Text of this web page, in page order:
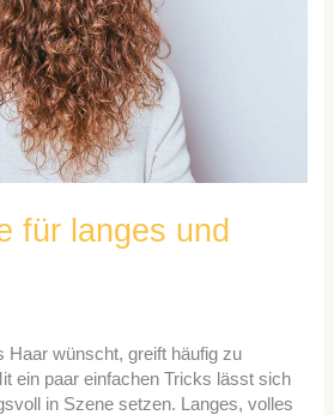
für langes und
Haar wünscht, greift häufig zu
ein paar einfachen Tricks lässt sich
in Szene setzen. Langes, volles